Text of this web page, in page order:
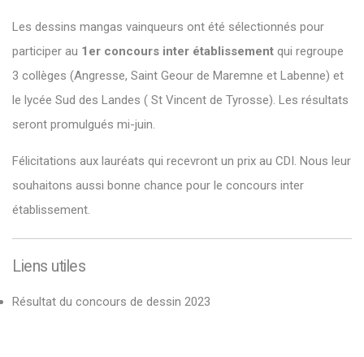
Les dessins mangas vainqueurs ont été sélectionnés pour
participer au 1er concours inter établissement qui regroupe
3 collèges (Angresse, Saint Geour de Maremne et Labenne) et
le lycée Sud des Landes ( St Vincent de Tyrosse). Les résultats
seront promulgués mi-juin.
Félicitations aux lauréats qui recevront un prix au CDI. Nous leur
souhaitons aussi bonne chance pour le concours inter
établissement.
Liens utiles
Résultat du concours de dessin 2023